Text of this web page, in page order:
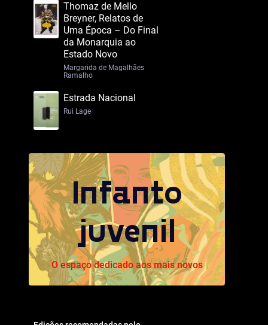
Thomaz de Mello
Breyner, Relatos de
Uma Época – Do Final
da Monarquia ao
Estado Novo
Margarida de Magalhães
Ramalho
Estrada Nacional
Rui Lage
Infanto
juvenil
O espaço dedicado aos mais novos